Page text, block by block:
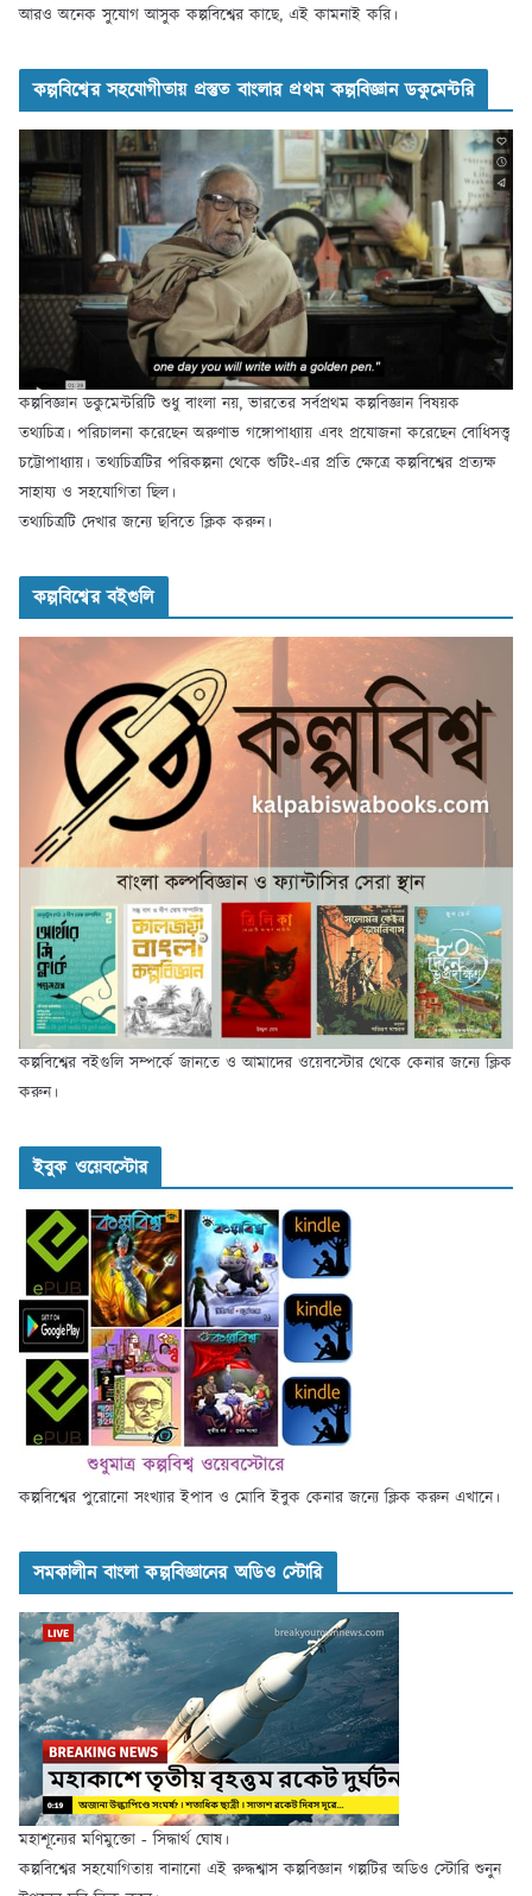
আরও অনেক সুযোগ আসুক কল্পবিশ্বের কাছে, এই কামনাই করি।
কল্পবিশ্বের সহযোগীতায় প্রস্তুত বাংলার প্রথম কল্পবিজ্ঞান ডকুমেন্টরি
কল্পবিজ্ঞান ডকুমেন্টরিটি শুধু বাংলা নয়, ভারতের সর্বপ্রথম কল্পবিজ্ঞান বিষয়ক
তথ্যচিত্র। পরিচালনা করেছেন অরুণাভ গঙ্গোপাধ্যায় এবং প্রযোজনা করেছেন বোধিসত্ত্ব
চট্টোপাধ্যায়। তথ্যচিত্রটির পরিকল্পনা থেকে শুটিং-এর প্রতি ক্ষেত্রে কল্পবিশ্বের প্রত্যক্ষ
সাহায্য ও সহযোগিতা ছিল।
তথ্যচিত্রটি দেখার জন্যে ছবিতে ক্লিক করুন।
কল্পবিশ্বের বইগুলি
কল্পবিশ্বের বইগুলি সম্পর্কে জানতে ও আমাদের ওয়েবস্টোর থেকে কেনার জন্যে ক্লিক
করুন।
ইবুক ওয়েবস্টোর
কল্পবিশ্বের পুরোনো সংখ্যার ইপাব ও মোবি ইবুক কেনার জন্যে ক্লিক করুন এখানে।
সমকালীন বাংলা কল্পবিজ্ঞানের অডিও স্টোরি
মহাশূন্যের মণিমুক্তো - সিদ্ধার্থ ঘোষ।
কল্পবিশ্বের সহযোগিতায় বানানো এই রুদ্ধশ্বাস কল্পবিজ্ঞান গল্পটির অডিও স্টোরি শুনুন